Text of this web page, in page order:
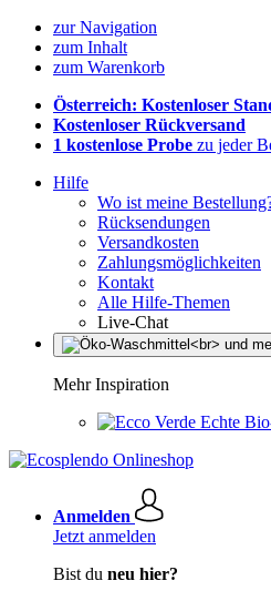
zur Navigation
zum Inhalt
zum Warenkorb
Österreich: Kostenloser
Kostenloser Rückversand
1 kostenlose Probe zu jeder
Hilfe
Wo ist meine
Rücksendungen
Versandkosten
Zahlungsmöglichkeiten
Kontakt
Alle Hilfe-Themen
Live-Chat
Mehr Inspiration
Echte
Anmelden
Jetzt anmelden
Bist du neu hier?